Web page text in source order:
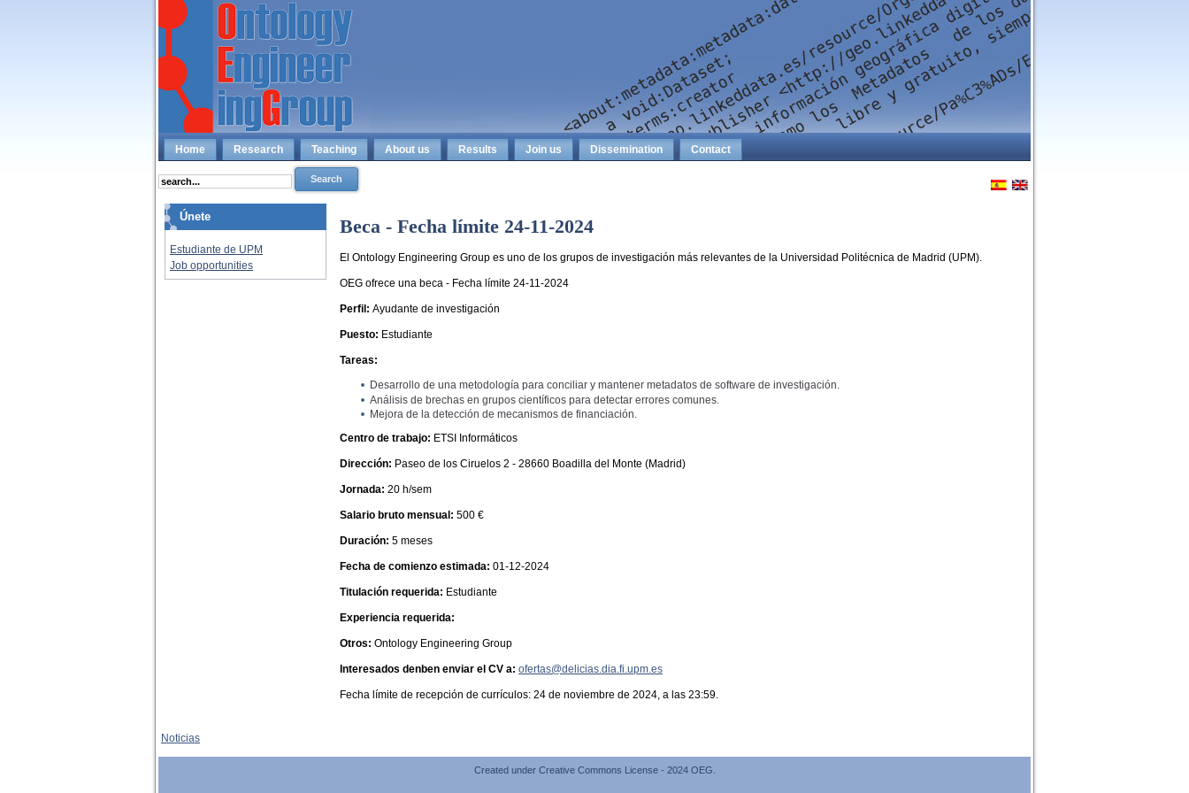
Home Research Teaching About us Results Join us Dissemination Contact
Únete
Estudiante de UPM
Job opportunities
Beca - Fecha límite 24-11-2024
El Ontology Engineering Group es uno de los grupos de investigación más relevantes de la Universidad Politécnica de Madrid (UPM).
OEG ofrece una beca - Fecha límite 24-11-2024
Perfil: Ayudante de investigación
Puesto: Estudiante
Tareas:
Desarrollo de una metodología para conciliar y mantener metadatos de software de investigación.
Análisis de brechas en grupos científicos para detectar errores comunes.
Mejora de la detección de mecanismos de financiación.
Centro de trabajo: ETSI Informáticos
Dirección: Paseo de los Ciruelos 2 - 28660 Boadilla del Monte (Madrid)
Jornada: 20 h/sem
Salario bruto mensual: 500 €
Duración: 5 meses
Fecha de comienzo estimada: 01-12-2024
Titulación requerida: Estudiante
Experiencia requerida:
Otros: Ontology Engineering Group
Interesados denben enviar el CV a: ofertas@delicias.dia.fi.upm.es
Fecha límite de recepción de currículos: 24 de noviembre de 2024, a las 23:59.
Noticias
Created under Creative Commons License - 2024 OEG.